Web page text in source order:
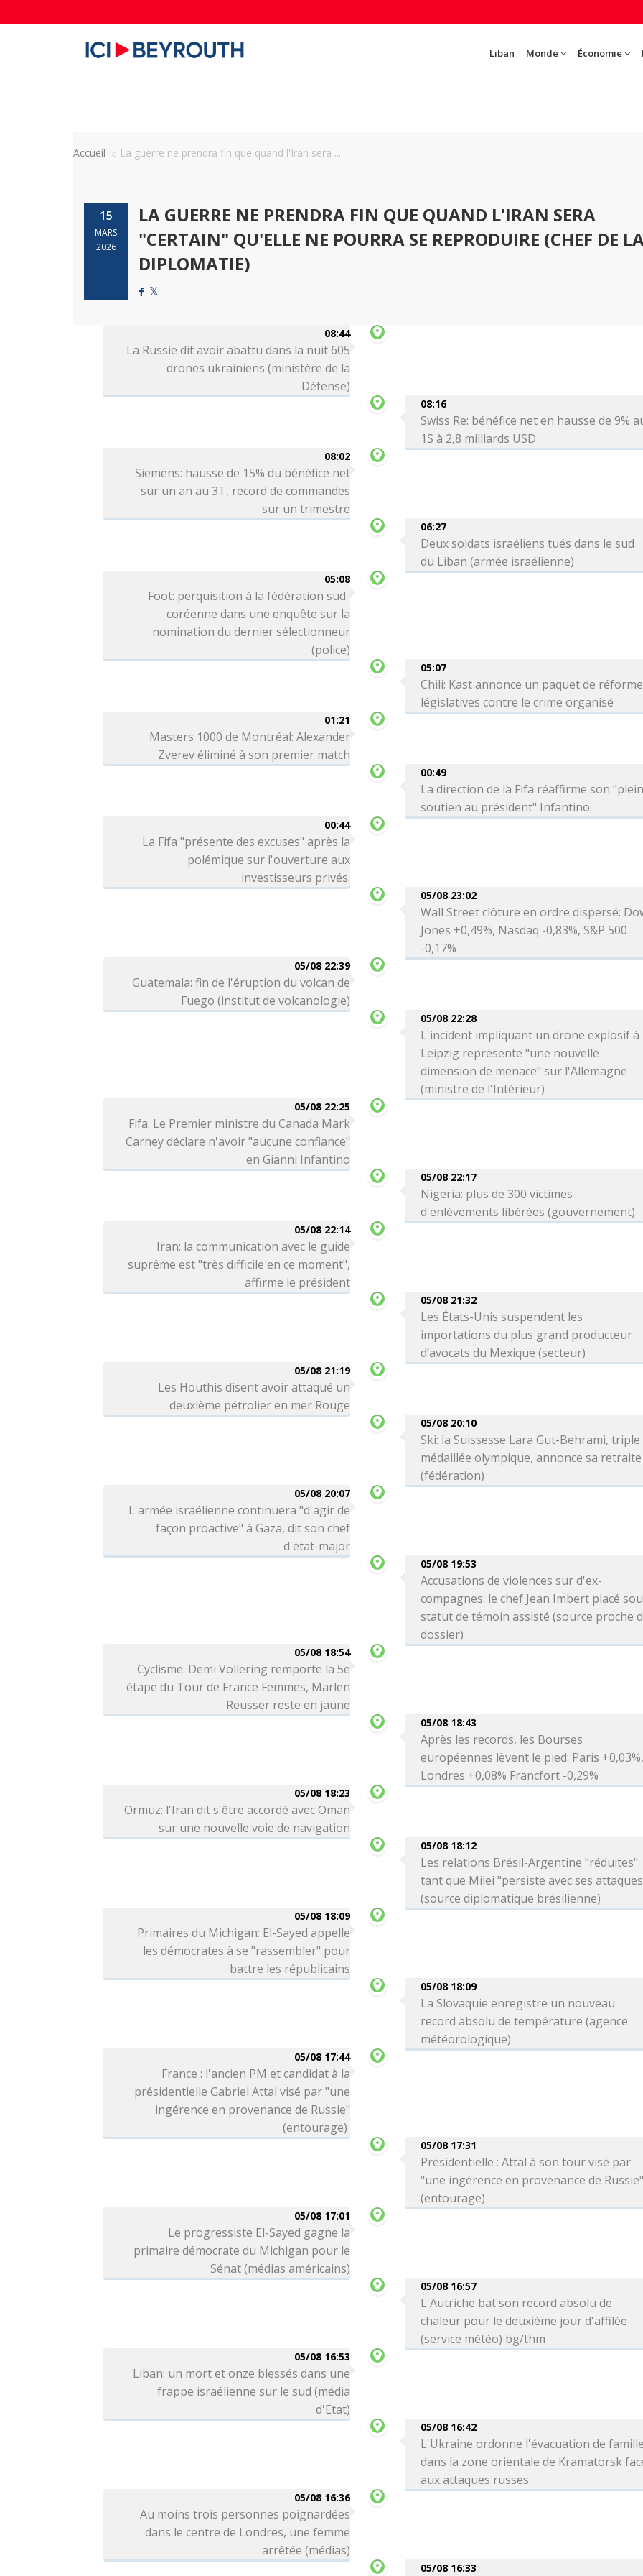
Liban Monde Économie
Accueil La guerre ne prendra fin que quand l'Iran sera ...
15
MARS
2026
LA GUERRE NE PRENDRA FIN QUE QUAND L'IRAN SERA
"CERTAIN" QU'ELLE NE POURRA SE REPRODUIRE (CHEF DE
DIPLOMATIE)
08:44
La Russie dit avoir abattu dans la nuit 605
drones ukrainiens (ministère de la
Défense)
08:16
Swiss Re: bénéfice net en hausse de 9%
1S à 2,8 milliards USD
08:02
Siemens: hausse de 15% du bénéfice net
sur un an au 3T, record de commandes
sur un trimestre
06:27
Deux soldats israéliens tués dans le sud
du Liban (armée israélienne)
05:08
Foot: perquisition à la fédération sud-
coréenne dans une enquête sur la
nomination du dernier sélectionneur
(police)
05:07
Chili: Kast annonce un paquet de
législatives contre le crime organisé
01:21
Masters 1000 de Montréal: Alexander
Zverev éliminé à son premier match
00:49
La direction de la Fifa réaffirme son
soutien au président" Infantino.
00:44
La Fifa "présente des excuses" après la
polémique sur l'ouverture aux
investisseurs privés.
05/08 23:02
Wall Street clôture en ordre dispersé:
Jones +0,49%, Nasdaq -0,83%, S&P 500
-0,17%
05/08 22:39
Guatemala: fin de l'éruption du volcan de
Fuego (institut de volcanologie)
05/08 22:28
L'incident impliquant un drone explosif à
Leipzig représente "une nouvelle
dimension de menace" sur l'Allemagne
(ministre de l'Intérieur)
05/08 22:25
Fifa: Le Premier ministre du Canada Mark
Carney déclare n'avoir "aucune confiance"
en Gianni Infantino
05/08 22:17
Nigeria: plus de 300 victimes
d'enlèvements libérées (gouvernement)
05/08 22:14
Iran: la communication avec le guide
suprême est "très difficile en ce moment",
affirme le président
05/08 21:32
Les États-Unis suspendent les
importations du plus grand producteur
d’avocats du Mexique (secteur)
05/08 21:19
Les Houthis disent avoir attaqué un
deuxième pétrolier en mer Rouge
05/08 20:10
Ski: la Suissesse Lara Gut-Behrami, triple
médaillée olympique, annonce sa retraite
(fédération)
05/08 20:07
L'armée israélienne continuera "d'agir de
façon proactive" à Gaza, dit son chef
d'état-major
05/08 19:53
Accusations de violences sur d'ex-
compagnes: le chef Jean Imbert placé
statut de témoin assisté (source proche
dossier)
05/08 18:54
Cyclisme: Demi Vollering remporte la 5e
étape du Tour de France Femmes, Marlen
Reusser reste en jaune
05/08 18:43
Après les records, les Bourses
européennes lèvent le pied: Paris
Londres +0,08% Francfort -0,29%
05/08 18:23
Ormuz: l'Iran dit s'être accordé avec Oman
sur une nouvelle voie de navigation
05/08 18:12
Les relations Brésil-Argentine "réduites"
tant que Milei "persiste avec ses
(source diplomatique brésilienne)
05/08 18:09
Primaires du Michigan: El-Sayed appelle
les démocrates à se "rassembler" pour
battre les républicains
05/08 18:09
La Slovaquie enregistre un nouveau
record absolu de température (agence
météorologique)
05/08 17:44
France : l'ancien PM et candidat à la
présidentielle Gabriel Attal visé par "une
ingérence en provenance de Russie"
(entourage)
05/08 17:31
Présidentielle : Attal à son tour visé par
"une ingérence en provenance de
(entourage)
05/08 17:01
Le progressiste El-Sayed gagne la
primaire démocrate du Michigan pour le
Sénat (médias américains)
05/08 16:57
L'Autriche bat son record absolu de
chaleur pour le deuxième jour d'affilée
(service météo) bg/thm
05/08 16:53
Liban: un mort et onze blessés dans une
frappe israélienne sur le sud (média
d'Etat)
05/08 16:42
L'Ukraine ordonne l'évacuation de
dans la zone orientale de Kramatorsk
aux attaques russes
05/08 16:36
Au moins trois personnes poignardées
dans le centre de Londres, une femme
arrêtée (médias)
05/08 16:33